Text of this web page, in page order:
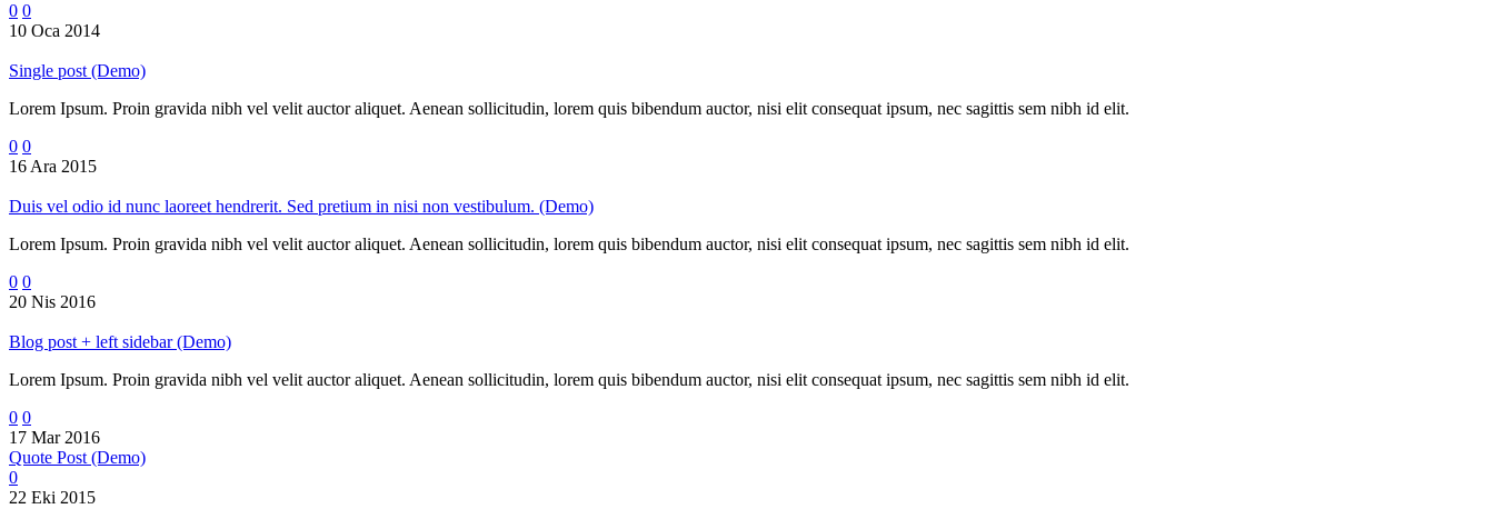
0 0
10 Oca 2014
Single post (Demo)
Lorem Ipsum. Proin gravida nibh vel velit auctor aliquet. Aenean sollicitudin, lorem quis bibendum auctor, nisi elit consequat ipsum, nec sagittis sem nibh id elit.
0 0
16 Ara 2015
Duis vel odio id nunc laoreet hendrerit. Sed pretium in nisi non vestibulum. (Demo)
Lorem Ipsum. Proin gravida nibh vel velit auctor aliquet. Aenean sollicitudin, lorem quis bibendum auctor, nisi elit consequat ipsum, nec sagittis sem nibh id elit.
0 0
20 Nis 2016
Blog post + left sidebar (Demo)
Lorem Ipsum. Proin gravida nibh vel velit auctor aliquet. Aenean sollicitudin, lorem quis bibendum auctor, nisi elit consequat ipsum, nec sagittis sem nibh id elit.
0 0
17 Mar 2016
Quote Post (Demo)
0
22 Eki 2015